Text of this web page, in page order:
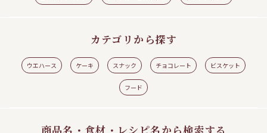
カテゴリから探す
ウエハース ケーキ スナック チョコレート ビスケット
フード
商品名・食材・レシピ名から検索する